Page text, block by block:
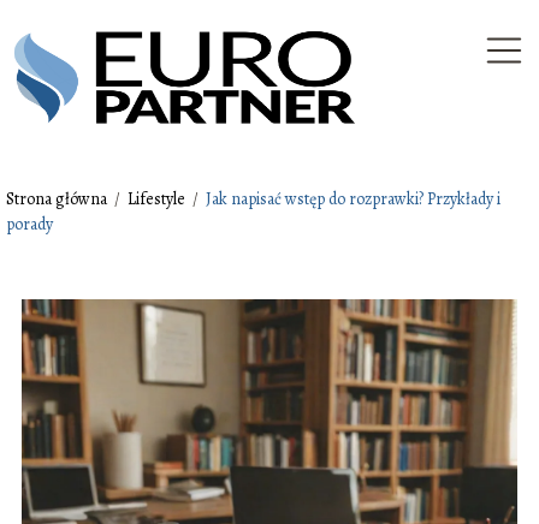
Strona główna / Lifestyle / Jak napisać wstęp do rozprawki? Przykłady i
porady